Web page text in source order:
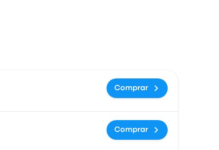
Comprar
Comprar